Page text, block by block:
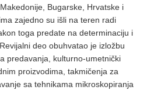
Bugarske, Hrvatske i
zajedno su išli na teren radi
toga predate na determinaciju i
deo obuhvatao je izložbu
predavanja, kulturno-umetnički
proizvodima, takmičenja za
sa tehnikama mikroskopiranja